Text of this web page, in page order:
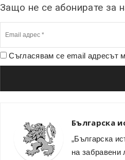
Защо не се абонирате за
Съгласявам се email адресът
Българска
„Българска
на забравени